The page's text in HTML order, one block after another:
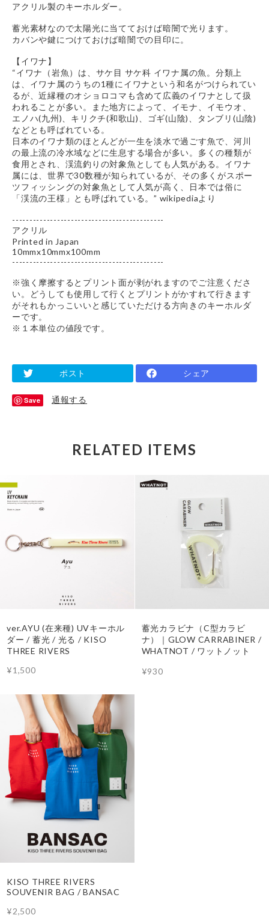
アクリル製のキーホルダー。
蓄光素材なので太陽光に当てておけば暗闇で光ります。
カバンや鍵につけておけば暗闇での目印に。
【イワナ】
“イワナ（岩魚）は、サケ目 サケ科 イワナ属の魚。分類上
は、イワナ属のうちの1種にイワナという和名がつけられてい
るが、近縁種のオショロコマも含めて広義のイワナとして扱
われることが多い。また地方によって、イモナ、イモウオ、
エノハ(九州)、キリクチ(和歌山)、ゴギ(山陰)、タンブリ(山陰)
などとも呼ばれている。
日本のイワナ類のほとんどが一生を淡水で過ごす魚で、河川
の最上流の冷水域などに生息する場合が多い。多くの種類が
食用とされ、渓流釣りの対象魚としても人気がある。イワナ
属には、世界で30数種が知られているが、その多くがスポー
ツフィッシングの対象魚として人気が高く、日本では俗に
「渓流の王様」とも呼ばれている。” wikipediaより
--------------------------------------------
アクリル
Printed in Japan
10mmx10mmx100mm
--------------------------------------------
※強く摩擦するとプリント面が剥がれますのでご注意くださ
い。どうしても使用して行くとプリントがかすれて行きます
がそれもかっこいいと感じていただける方向きのキーホルダ
ーです。
※１本単位の値段です。
ポスト シェア
Save 通報する
RELATED ITEMS
ver.AYU (在来種) UVキーホル
ダー / 蓄光 / 光る / KISO
THREE RIVERS
¥1,500
蓄光カラビナ（C型カラビ
ナ）｜GLOW CARRABINER /
WHATNOT / ワットノット
¥930
KISO THREE RIVERS
SOUVENIR BAG / BANSAC
¥2,500